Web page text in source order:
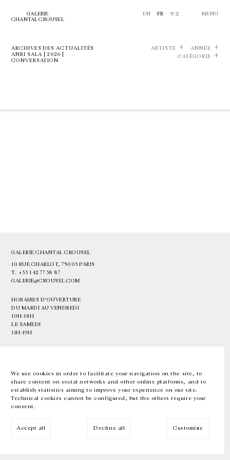
We use cookies in order to facilitate your navigation on the site, to
share content on social networks and other online platforms, and to
establish statistics aiming to improve your experience on our site.
Technical cookies cannot be configured, but the others require your
consent.
Accept all Decline all Customize
GALERIE
CHANTAL CROUSEL
EN FR 中文 MENU
ARCHIVES DES ACTUALITÉS
ANRI SALA | 2026 |
CONVERSATION
ARTISTE
ANNÉE
CATÉGORIE
GALERIE CHANTAL CROUSEL
10 RUE CHARLOT, 75003 PARIS
T. +33 1 42 77 38 87
GALERIE@CROUSEL.COM
HORAIRES D'OUVERTURE
DU MARDI AU VENDREDI
10H-18H
LE SAMEDI
11H-19H
EN FR 中文 Facebook Instagram
Inscrivez-vous à notre newsletter